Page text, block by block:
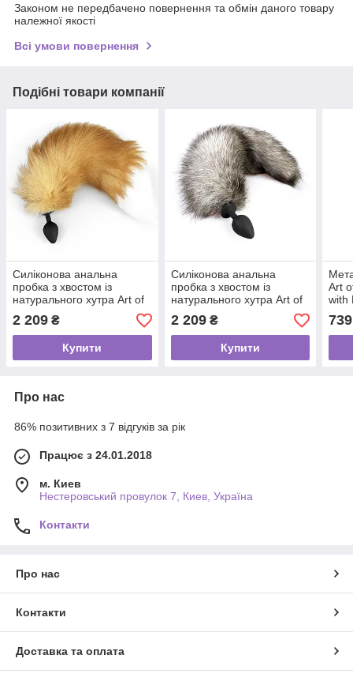
Законом не передбачено повернення та обмін даного товару
належної якості
Всі умови повернення
Подібні товари компанії
Силіконова анальна
пробка з хвостом із
натурального хутра Art of
Sex size M Red fox
2 209 ₴
Купити
Силіконова анальна
пробка з хвостом із
натурального хутра Art of
Sex size M Artctic fox
2 209₴
Купити
Art
with
739
Про нас
86% позитивних з 7 відгуків за рік
Працює з 24.01.2018
м. Киев
Нестеровський провулок 7, Киев, Україна
Контакти
Про нас
Контакти
Доставка та оплата